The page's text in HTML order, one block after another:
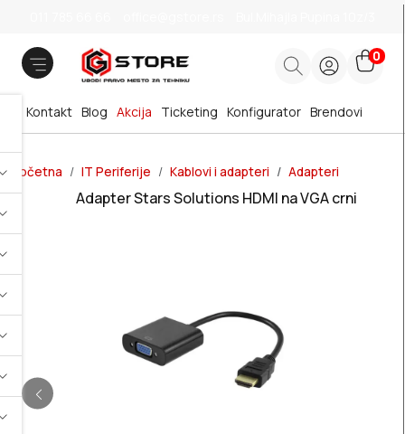
0
Brendovi
Blog Akcija
Kontakt Ticketing Konfigurator
Početna IT Periferije Kablovi i adapteri Adapteri
Adapter Stars Solutions HDMI na VGA crni